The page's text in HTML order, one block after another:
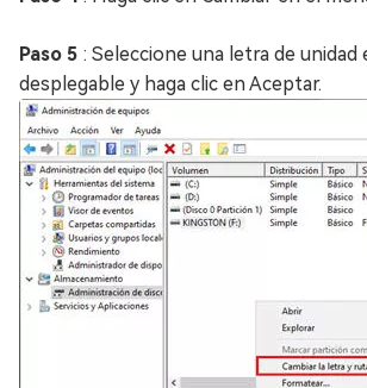
Paso 5 : Seleccione una letra de unidad
desplegable y haga clic en Aceptar.